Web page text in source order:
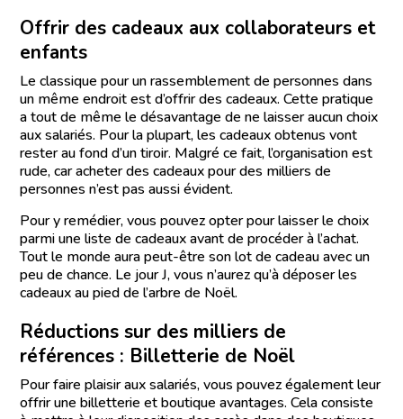
Offrir des cadeaux aux collaborateurs et
enfants
Le classique pour un rassemblement de personnes dans
un même endroit est d’offrir des cadeaux. Cette pratique
a tout de même le désavantage de ne laisser aucun choix
aux salariés. Pour la plupart, les cadeaux obtenus vont
rester au fond d’un tiroir. Malgré ce fait, l’organisation est
rude, car acheter des cadeaux pour des milliers de
personnes n’est pas aussi évident.
Pour y remédier, vous pouvez opter pour laisser le choix
parmi une liste de cadeaux avant de procéder à l’achat.
Tout le monde aura peut-être son lot de cadeau avec un
peu de chance. Le jour J, vous n’aurez qu’à déposer les
cadeaux au pied de l’arbre de Noël.
Réductions sur des milliers de
références : Billetterie de Noël
Pour faire plaisir aux salariés, vous pouvez également leur
offrir une billetterie et boutique avantages. Cela consiste